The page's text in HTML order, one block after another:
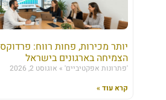
יותר מכירות, פחות רווח: פרדוקס
הצמיחה בארגונים בישראל
'פתרונות אפקטיביים'
אוגוסט 2, 2026
קרא עוד »